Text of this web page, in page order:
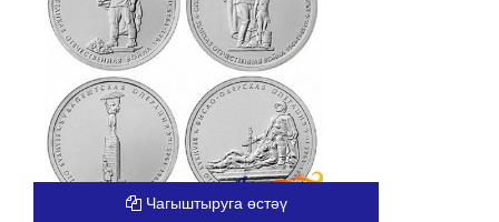
Чагыштыруга өстәү